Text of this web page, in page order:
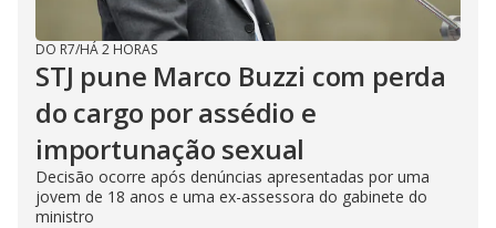
DO R7/HÁ 2 HORAS
STJ pune Marco Buzzi com perda
do cargo por assédio e
importunação sexual
Decisão ocorre após denúncias apresentadas por uma
jovem de 18 anos e uma ex-assessora do gabinete do
ministro